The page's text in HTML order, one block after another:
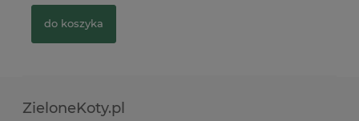
do koszyka
ZieloneKoty.pl